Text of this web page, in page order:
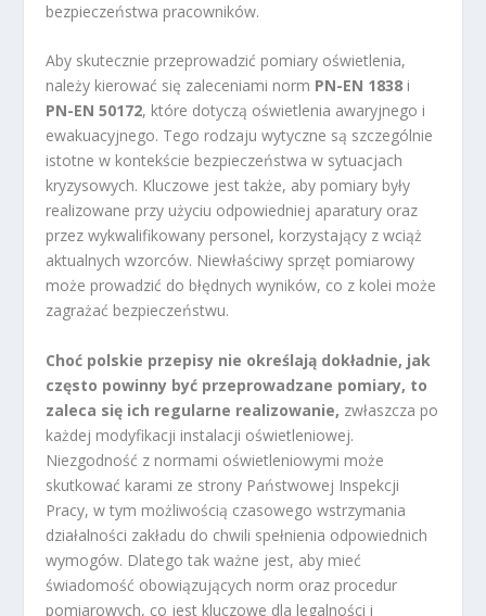
bezpieczeństwa pracowników.
Aby skutecznie przeprowadzić pomiary oświetlenia,
należy kierować się zaleceniami norm PN-EN 1838 i
PN-EN 50172, które dotyczą oświetlenia awaryjnego i
ewakuacyjnego. Tego rodzaju wytyczne są szczególnie
istotne w kontekście bezpieczeństwa w sytuacjach
kryzysowych. Kluczowe jest także, aby pomiary były
realizowane przy użyciu odpowiedniej aparatury oraz
przez wykwalifikowany personel, korzystający z wciąż
aktualnych wzorców. Niewłaściwy sprzęt pomiarowy
może prowadzić do błędnych wyników, co z kolei może
zagrażać bezpieczeństwu.
Choć polskie przepisy nie określają dokładnie, jak
często powinny być przeprowadzane pomiary, to
zaleca się ich regularne realizowanie, zwłaszcza po
każdej modyfikacji instalacji oświetleniowej.
Niezgodność z normami oświetleniowymi może
skutkować karami ze strony Państwowej Inspekcji
Pracy, w tym możliwością czasowego wstrzymania
działalności zakładu do chwili spełnienia odpowiednich
wymogów. Dlatego tak ważne jest, aby mieć
świadomość obowiązujących norm oraz procedur
pomiarowych, co jest kluczowe dla legalności i